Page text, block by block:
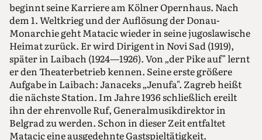
beginnt seine Karriere am Kölner Opernhaus. Nach
dem 1. Weltkrieg und der Auflösung der Donau-
Monarchie geht Matacic wieder in seine jugoslawische
Heimat zurück. Er wird Dirigent in Novi Sad (1919),
später in Laibach (1924—1926). Von „der Pike auf" lernt
er den Theaterbetrieb kennen. Seine erste größere
Aufgabe in Laibach: Janaceks „Jenufa". Zagreb heißt
die nächste Station. Im Jahre 1936 schließlich ereilt
ihn der ehrenvolle Ruf, Generalmusikdirektor in
Belgrad zu werden. Schon in dieser Zeit entfaltet
Matacic eine ausgedehnte Gastspieltätigkeit.